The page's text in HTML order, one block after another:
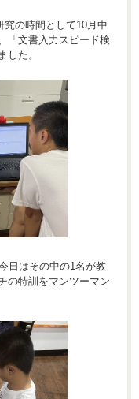
究の時間として10月中
「文書入力スピード検
した。
日はその中の1名が教
の特訓をマンツーマン